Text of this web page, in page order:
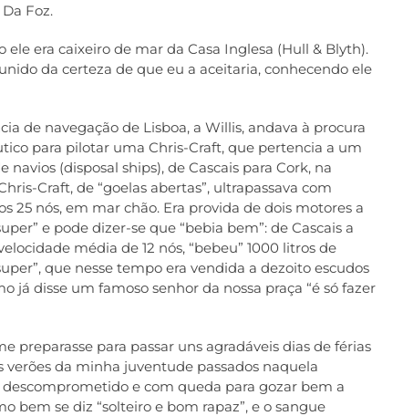
Foz.
era caixeiro de mar da Casa Inglesa (Hull & Blyth).
da certeza de que eu a aceitaria, conhecendo ele
de navegação de Lisboa, a Willis, andava à procura
para pilotar uma Chris-Craft, que pertencia a um
navios (disposal ships), de Cascais para Cork, na
Craft, de “goelas abertas”, ultrapassava com
25 nós, em mar chão. Era provida de dois motores a
e pode dizer-se que “bebia bem”: de Cascais a
média de 12 nós, “bebeu” 1000 litros de
que nesse tempo era vendida a dezoito escudos
já disse um famoso senhor da nossa praça “é só fazer
preparasse para passar uns agradáveis dias de férias
verões da minha juventude passados naquela
e com queda para gozar bem a
bem se diz “solteiro e bom rapaz”, e o sangue